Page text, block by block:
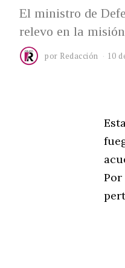
El ministro de
relevo en la
por Redacción 10
Por